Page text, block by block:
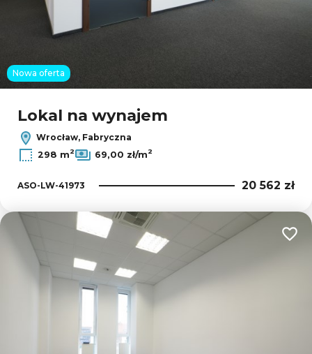
Nowa oferta
Lokal na wynajem
Wrocław, Fabryczna
298 m2 69,00 zł/m2
ASO-LW-41973 20 562 zł